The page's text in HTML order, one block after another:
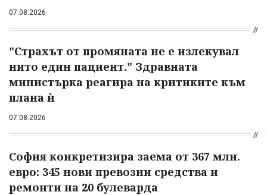
07.08.2026
"Страхът от промяната не е излекувал
нито един пациент." Здравната
министърка реагира на критиките към
плана ѝ
07.08.2026
София конкретизира заема от 367 млн.
евро: 345 нови превозни средства и
ремонти на 20 булеварда